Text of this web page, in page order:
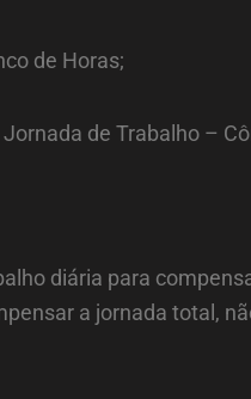
de Horas;
de Trabalho –
diária para
a jornada total,